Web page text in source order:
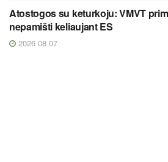
Atostogos su keturkoju: VMVT
nepamišti keliaujant ES
2026 08 07